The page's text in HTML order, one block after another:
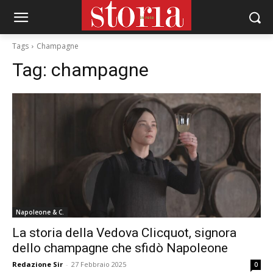
Tags Champagne
Tag: champagne
Napoleone & C.
La storia della Vedova Clicquot, signora
dello champagne che sfidò Napoleone
Redazione Sir - 27 Febbraio 2025 0